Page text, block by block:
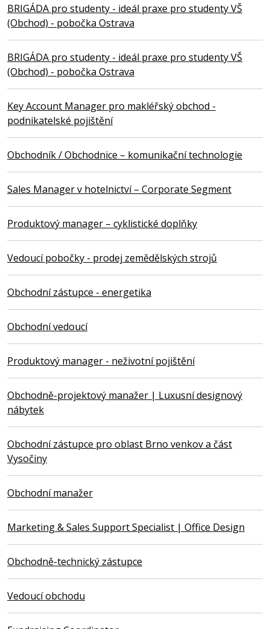
BRIGÁDA pro studenty - ideál praxe pro studenty VŠ
(Obchod) - pobočka Ostrava
BRIGÁDA pro studenty - ideál praxe pro studenty VŠ
(Obchod) - pobočka Ostrava
Key Account Manager pro makléřský obchod -
podnikatelské pojištění
Obchodník / Obchodnice – komunikační technologie
Sales Manager v hotelnictví – Corporate Segment
Produktový manager – cyklistické doplňky
Vedoucí pobočky - prodej zemědělských strojů
Obchodní zástupce - energetika
Obchodní vedoucí
Produktový manager - neživotní pojištění
Obchodně-projektový manažer | Luxusní designový
nábytek
Obchodní zástupce pro oblast Brno venkov a část
Vysočiny
Obchodní manažer
Marketing & Sales Support Specialist | Office Design
Obchodně-technický zástupce
Vedoucí obchodu